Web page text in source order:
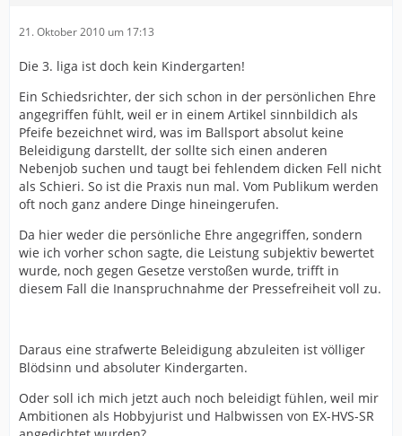
21. Oktober 2010 um 17:13
Die 3. liga ist doch kein Kindergarten!
Ein Schiedsrichter, der sich schon in der persönlichen Ehre
angegriffen fühlt, weil er in einem Artikel sinnbildich als
Pfeife bezeichnet wird, was im Ballsport absolut keine
Beleidigung darstellt, der sollte sich einen anderen
Nebenjob suchen und taugt bei fehlendem dicken Fell nicht
als Schieri. So ist die Praxis nun mal. Vom Publikum werden
oft noch ganz andere Dinge hineingerufen.
Da hier weder die persönliche Ehre angegriffen, sondern
wie ich vorher schon sagte, die Leistung subjektiv bewertet
wurde, noch gegen Gesetze verstoßen wurde, trifft in
diesem Fall die Inanspruchnahme der Pressefreiheit voll zu.
Daraus eine strafwerte Beleidigung abzuleiten ist völliger
Blödsinn und absoluter Kindergarten.
Oder soll ich mich jetzt auch noch beleidigt fühlen, weil mir
Ambitionen als Hobbyjurist und Halbwissen von EX-HVS-SR